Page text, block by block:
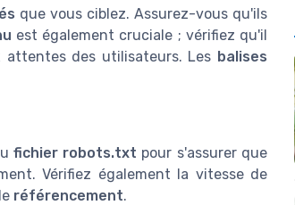
que vous ciblez. Assurez-vous qu'ils
est également cruciale ; vérifiez qu'il
des utilisateurs. Les balises
fichier robots.txt pour s'assurer que
Vérifiez également la vitesse de
référencement.